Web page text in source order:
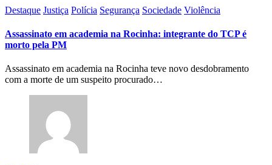
Destaque Justiça Polícia Segurança Sociedade Violência
Assassinato em academia na Rocinha: integrante do TCP é
morto pela PM
Assassinato em academia na Rocinha teve novo desdobramento
com a morte de um suspeito procurado…